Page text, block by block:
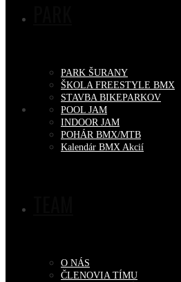
PARK ŠURANY
ŠKOLA FREESTYLE BMX
STAVBA BIKEPARKOV
POOL JAM
INDOOR JAM
POHÁR BMX/MTB
Kalendár BMX Akcií
O NÁS
ČLENOVIA TÍMU